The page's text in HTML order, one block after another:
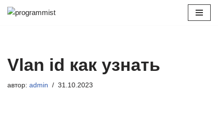
Vlan id как узнать
автор: admin 31.10.2023